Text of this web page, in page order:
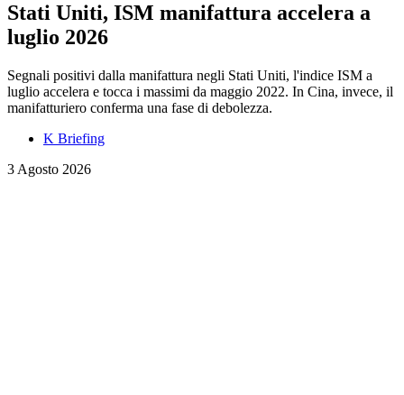
Stati Uniti, ISM manifattura accelera a
luglio 2026
Segnali positivi dalla manifattura negli Stati Uniti, l'indice ISM a
luglio accelera e tocca i massimi da maggio 2022. In Cina, invece, il
manifatturiero conferma una fase di debolezza.
K Briefing
3 Agosto 2026